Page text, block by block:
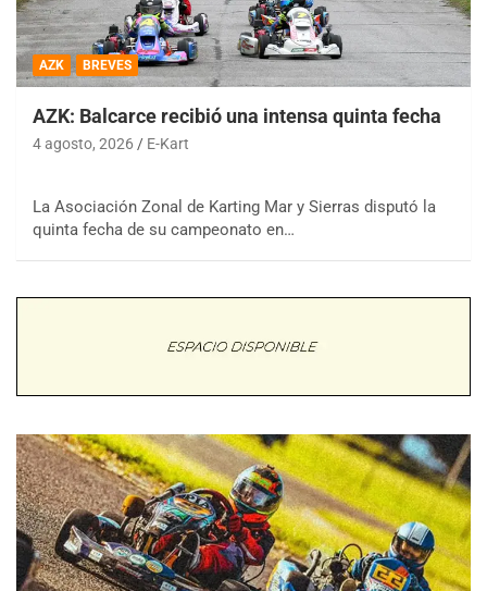
AZK BREVES
AZK: Balcarce recibió una intensa quinta fecha
4 agosto, 2026 E-Kart
La Asociación Zonal de Karting Mar y Sierras disputó la
quinta fecha de su campeonato en…